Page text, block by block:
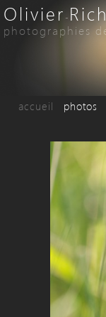
Olivier-
photographies
accueil photos